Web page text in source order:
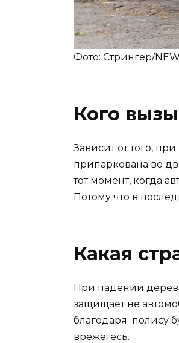
Фото: Стрингер/
Кого
Зависит от того,
припаркована во
тот момент, когда
Потому что в
Какая
При падении
защищает не
благодаря полису
врежетесь.